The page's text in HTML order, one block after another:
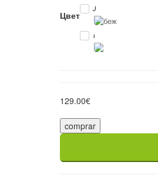
Цвет
0
1
129.00€
comprar